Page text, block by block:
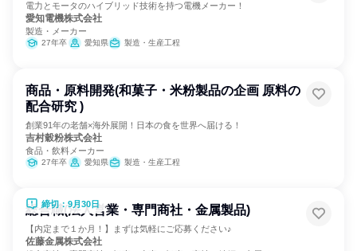
電力とモータのハイブリッド技術を持つ電機メーカー！
愛知電機株式会社
製造・メーカー
27年卒 愛知県 製造・生産工程
商品・原料開発(和菓子・米粉製品の企画 原料の
配合研究 )
創業91年の老舗×海外展開！日本の食を世界へ届ける！
吉村穀粉株式会社
食品・飲料メーカー
27年卒 愛知県 製造・生産工程
締切：9月30日
総合職(法人営業・専門商社・金属製品)
【内定まで１か月！】まずは気軽にご応募ください♪
佐藤金属株式会社